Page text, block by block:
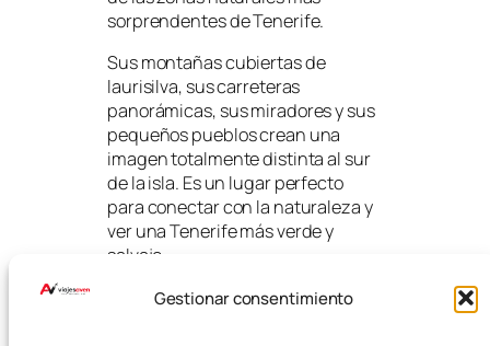
Gestionar consentimiento
sorprendentes de Tenerife.
Sus montañas cubiertas de
laurisilva, sus carreteras
panorámicas, sus miradores y sus
pequeños pueblos crean una
imagen totalmente distinta al sur
de la isla. Es un lugar perfecto
para conectar con la naturaleza y
ver una Tenerife más verde y
salvaje.